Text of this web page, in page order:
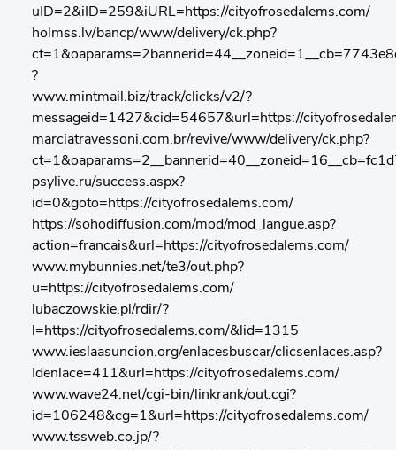
uID=2&iID=259&iURL=https://cityofrosedalems.com/
holmss.lv/bancp/www/delivery/ck.php?
?
www.mintmail.biz/track/clicks/v2/?
messageid=1427&cid=54657&url=https://
marciatravessoni.com.br/revive/www/delivery/ck.php?
psylive.ru/success.aspx?
id=0&goto=https://cityofrosedalems.com/
https://sohodiffusion.com/mod/mod_langue.asp?
action=francais&url=https://cityofrosedalems.com/
www.mybunnies.net/te3/out.php?
u=https://cityofrosedalems.com/
lubaczowskie.pl/rdir/?
l=https://cityofrosedalems.com/&lid=1315
www.ieslaasuncion.org/enlacesbuscar/clicsenlaces.asp?
Idenlace=411&url=https://cityofrosedalems.com/
www.wave24.net/cgi-bin/linkrank/out.cgi?
id=106248&cg=1&url=https://cityofrosedalems.com/
www.tssweb.co.jp/?